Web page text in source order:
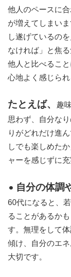
他人のペースに
が増えてしまい
し遂げているの
なければ」と焦
他人と比べるこ
心地よく感じら
たとえば、
趣
思わず、自分な
りがどれだけ進
しでも楽しめた
ャーを感じずに
⚫︎ 自分の体調
60代になると、
ることがあるか
す。無理をして
傾け、自分のエ
大切です。